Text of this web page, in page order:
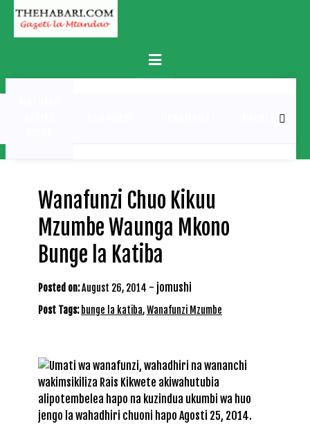
Skip
content
Primary
Menu
MICHEZO
Wanafunzi Chuo Kikuu
Mzumbe Waunga Mkono
Bunge la Katiba
Posted on:August 26, 2014 - jomushi
Post Tags: bunge la katiba,Wanafunzi Mzumbe